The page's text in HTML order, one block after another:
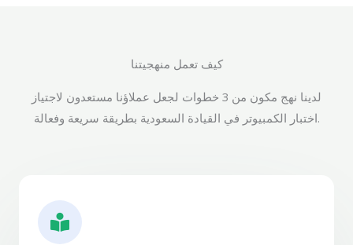
كيف تعمل منهجيتنا
لدينا نهج مكون من 3 خطوات لجعل عملاؤنا مستعدون لاجتياز
اختبار الكمبيوتر في القيادة السعودية بطريقة سريعة وفعالة.